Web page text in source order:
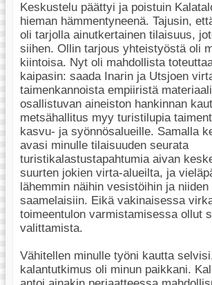
Keskustelu päättyi ja poistuin
hieman hämmentyneenä. Tajusin,
oli tarjolla ainutkertainen tilaisuus,
siihen. Ollin tarjous yhteistyöstä oli
kiintoisa. Nyt oli mahdollista
kaipasin: saada Inarin ja Utsjoen
taimenkannoista empiiristä
osallistuvan aineiston hankinnan
metsähallitus myy turistilupia
kasvu- ja syönnösalueille. Samalla
avasi minulle tilaisuuden seurata
turistikalastustapahtumia aivan
suurten jokien virta-alueilta, ja
lähemmin näihin vesistöihin ja
saamelaisiin. Eikä vakinaisessa
toimeentulon varmistamisessa ollut
valittamista.
Vähitellen minulle työni kautta
kalantutkimus oli minun paikkani.